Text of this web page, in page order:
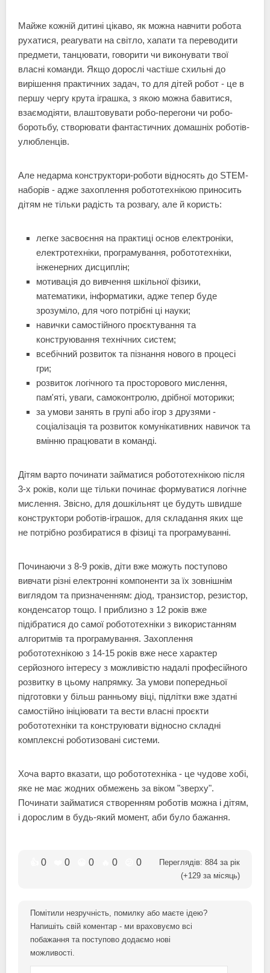
Майже кожній дитині цікаво, як можна навчити робота
рухатися, реагувати на світло, хапати та переводити
предмети, танцювати, говорити чи виконувати твої
власні команди. Якщо дорослі частіше схильні до
вирішення практичних задач, то для дітей робот - це в
першу чергу крута іграшка, з якою можна бавитися,
взаємодіяти, влаштовувати робо-перегони чи робо-
боротьбу, створювати фантастичних домашніх роботів-
улюбленців.
Але недарма конструктори-роботи відносять до STEM-
наборів - адже захоплення робототехнікою приносить
дітям не тільки радість та розвагу, але й користь:
легке засвоєння на практиці основ електроніки,
електротехніки, програмування, робототехніки,
інженерних дисциплін;
мотивація до вивчення шкільної фізики,
математики, інформатики, адже тепер буде
зрозуміло, для чого потрібні ці науки;
навички самостійного проєктування та
конструювання технічних систем;
всебічний розвиток та пізнання нового в процесі
гри;
розвиток логічного та просторового мислення,
пам'яті, уваги, самоконтролю, дрібної моторики;
за умови занять в групі або ігор з друзями -
соціалізація та розвиток комунікативних навичок та
вмінню працювати в команді.
Дітям варто починати займатися робототехнікою після
3-х років, коли ще тільки починає формуватися логічне
мислення. Звісно, для дошкільнят це будуть швидше
конструктори роботів-іграшок, для складання яких ще
не потрібно розбиратися в фізиці та програмуванні.
Починаючи з 8-9 років, діти вже можуть поступово
вивчати різні електронні компоненти за їх зовнішнім
виглядом та призначенням: діод, транзистор, резистор,
конденсатор тощо. І приблизно з 12 років вже
підібратися до самої робототехніки з використанням
алгоритмів та програмування. Захоплення
робототехнікою з 14-15 років вже несе характер
серйозного інтересу з можливістю надалі професійного
розвитку в цьому напрямку. За умови попередньої
підготовки у більш ранньому віці, підлітки вже здатні
самостійно ініціювати та вести власні проєкти
робототехніки та конструювати відносно складні
комплексні роботизовані системи.
Хоча варто вказати, що робототехніка - це чудове хобі,
яке не має жодних обмежень за віком "зверху".
Починати займатися створенням роботів можна і дітям,
і дорослим в будь-який момент, аби було бажання.
0 0 0 0 0 Переглядів: 884 за рік
(+129 за місяць)
Помітили незручність, помилку або маєте ідею?
Напишіть свій коментар - ми враховуємо всі
побажання та поступово додаємо нові
можливості.